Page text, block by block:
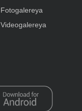
Fotogalereya
Videogalereya